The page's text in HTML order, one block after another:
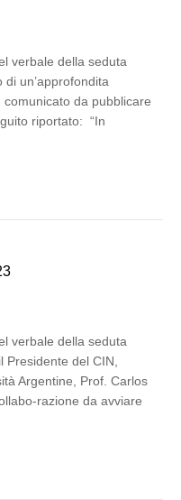
verbale della seduta
di un’approfondita
da pubblicare
riportato: “In
verbale della seduta
del CIN,
Argentine, Prof. Carlos
razione da avviare